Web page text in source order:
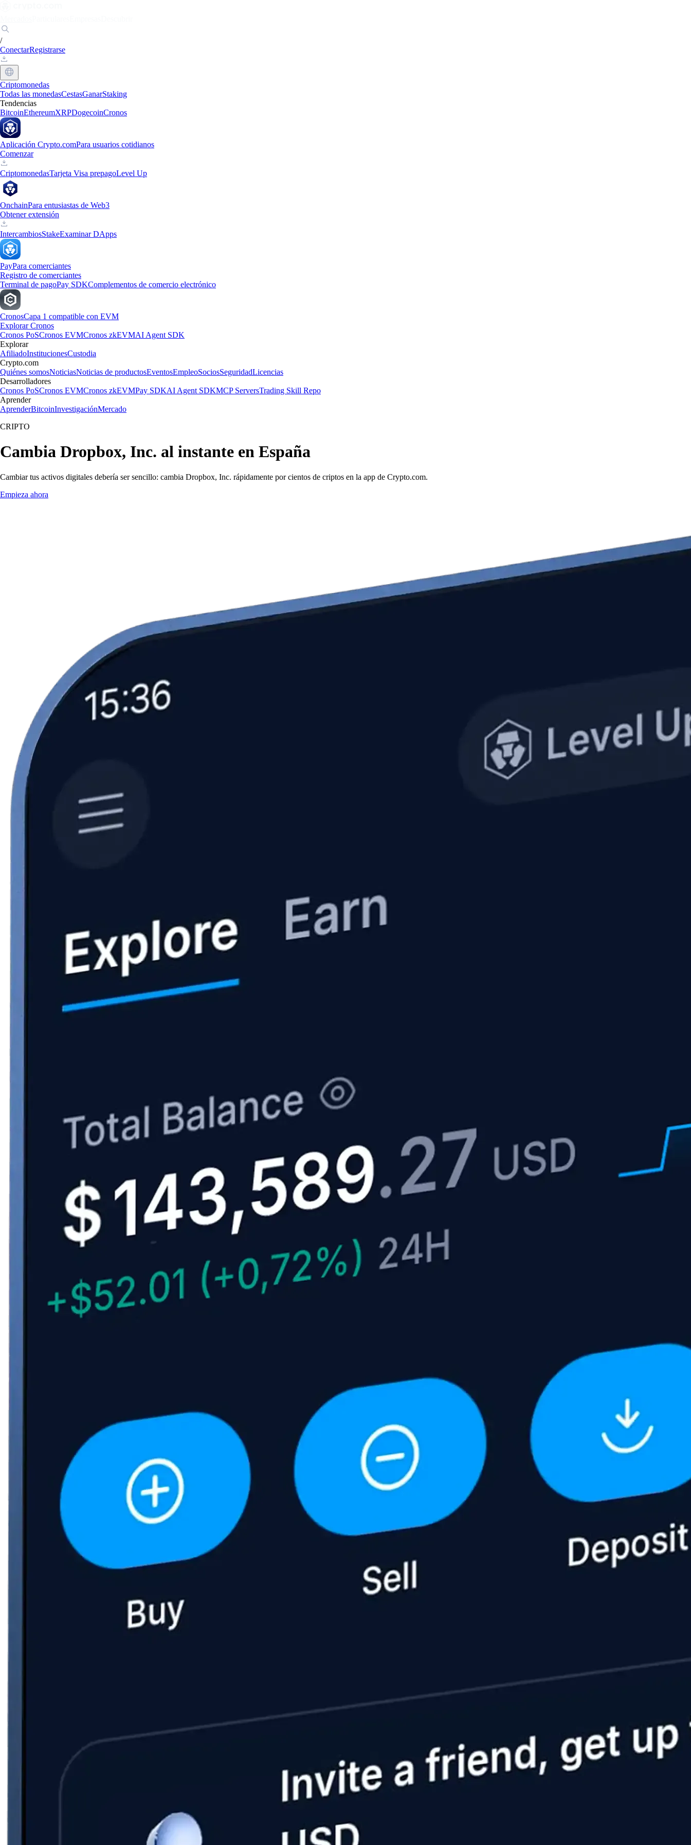
/
ConectarRegistrarse
Criptomonedas
Todas las monedasCestasGanarStaking
Tendencias
BitcoinEthereumXRPDogecoinCronos
Aplicación Crypto.comPara usuarios cotidianos
Comenzar
CriptomonedasTarjeta Visa prepagoLevel Up
OnchainPara entusiastas de Web3
Obtener extensión
IntercambiosStakeExaminar DApps
PayPara comerciantes
Registro de comerciantes
Terminal de pagoPay SDKComplementos de comercio electrónico
CronosCapa 1 compatible con EVM
Explorar Cronos
Cronos PoSCronos EVMCronos zkEVMAI Agent SDK
Explorar
AfiliadoInstitucionesCustodia
Crypto.com
Quiénes somosNoticiasNoticias de productosEventosEmpleoSociosSeguridadLicencias
Desarrolladores
Cronos PoSCronos EVMCronos zkEVMPay SDKAI Agent SDKMCP ServersTrading Skill Repo
Aprender
AprenderBitcoinInvestigaciónMercado
CRIPTO
Cambia Dropbox, Inc. al instante en España
Cambiar tus activos digitales debería ser sencillo: cambia Dropbox, Inc. rápidamente por cientos de criptos en la app de Crypto.com.
Empieza ahora